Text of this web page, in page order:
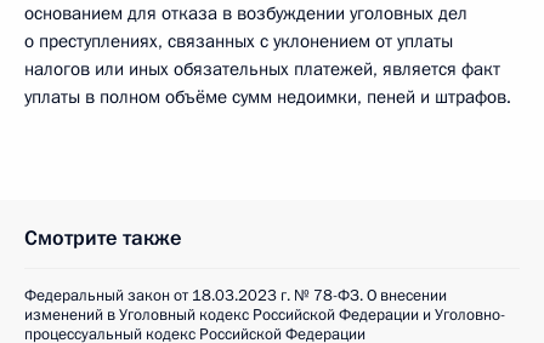
основанием для отказа в возбуждении уголовных дел
о преступлениях, связанных с уклонением от уплаты
налогов или иных обязательных платежей, является факт
уплаты в полном объёме сумм недоимки, пеней и штрафов.
Смотрите также
Федеральный закон от 18.03.2023 г. № 78-ФЗ. О внесении
изменений в Уголовный кодекс Российской Федерации и Уголовно-
процессуальный кодекс Российской Федерации